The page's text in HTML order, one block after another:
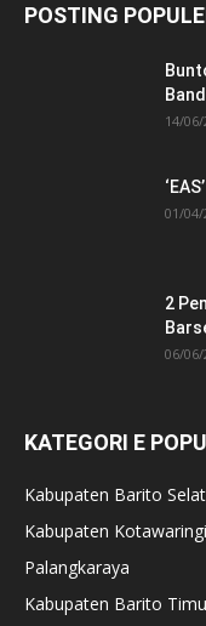
POSTING
14/06/
01/04/
2
06/06/
KATEGORI E
Kabupaten Barito
Kabupaten
Palangkaraya
Kabupaten Barito